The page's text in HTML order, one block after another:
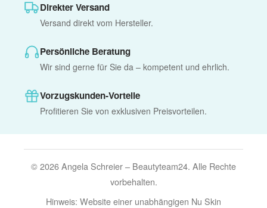
Direkter Versand
Versand direkt vom Hersteller.
Persönliche Beratung
Wir sind gerne für Sie da – kompetent und ehrlich.
Vorzugskunden-Vorteile
Profitieren Sie von exklusiven Preisvorteilen.
© 2026 Angela Schreier – Beautyteam24. Alle Rechte
vorbehalten.
Hinweis: Website einer unabhängigen Nu Skin